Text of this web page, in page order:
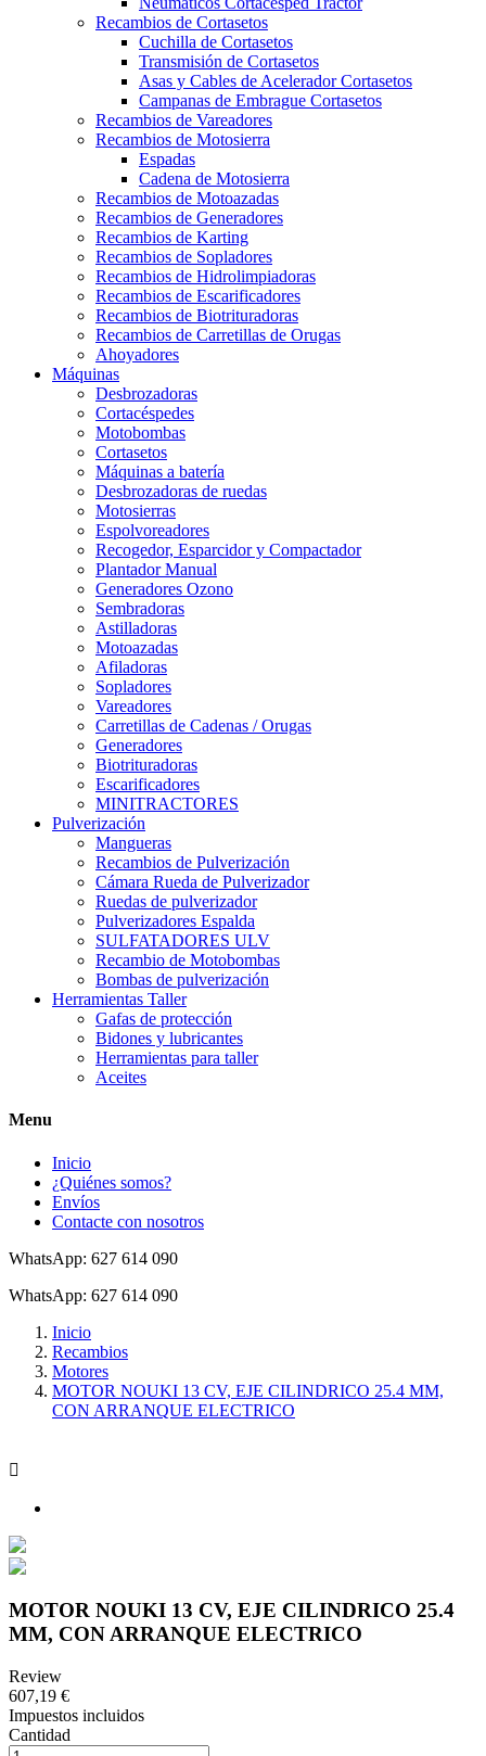
Recambios de Cortasetos
Cuchilla de Cortasetos
Transmisión de Cortasetos
Asas y Cables de Acelerador Cortasetos
Campanas de Embrague Cortasetos
Recambios de Vareadores
Recambios de Motosierra
Espadas
Cadena de Motosierra
Recambios de Motoazadas
Recambios de Generadores
Recambios de Karting
Recambios de Sopladores
Recambios de Hidrolimpiadoras
Recambios de Escarificadores
Recambios de Biotrituradoras
Recambios de Carretillas de Orugas
Ahoyadores
Máquinas
Desbrozadoras
Cortacéspedes
Motobombas
Cortasetos
Máquinas a batería
Desbrozadoras de ruedas
Motosierras
Espolvoreadores
Recogedor, Esparcidor y Compactador
Plantador Manual
Generadores Ozono
Sembradoras
Astilladoras
Motoazadas
Afiladoras
Sopladores
Vareadores
Carretillas de Cadenas / Orugas
Generadores
Biotrituradoras
Escarificadores
MINITRACTORES
Pulverización
Mangueras
Recambios de Pulverización
Cámara Rueda de Pulverizador
Ruedas de pulverizador
Pulverizadores Espalda
SULFATADORES ULV
Recambio de Motobombas
Bombas de pulverización
Herramientas Taller
Gafas de protección
Bidones y lubricantes
Herramientas para taller
Aceites
Menu
Inicio
¿Quiénes somos?
Envíos
Contacte con nosotros
WhatsApp: 627 614 090
WhatsApp: 627 614 090
Inicio
Recambios
Motores
MOTOR NOUKI 13 CV, EJE CILINDRICO 25.4 MM,
CON ARRANQUE ELECTRICO

MOTOR NOUKI 13 CV, EJE CILINDRICO 25.4
MM, CON ARRANQUE ELECTRICO
Review
607,19 €
Impuestos incluidos
Cantidad